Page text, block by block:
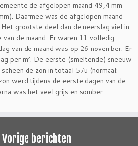
de afgelopen maand 49,4 mm
Daarmee was de afgelopen maand
Het grootste deel dan de neerslag viel in
de maand. Er waren 11 volledig
van de maand was op 26 november. Er
per m². De eerste (smeltende) sneeuw
de zon in totaal 57u (normaal:
werd tijdens de eerste dagen van de
was het veel grijs en somber.
Vorige berichten